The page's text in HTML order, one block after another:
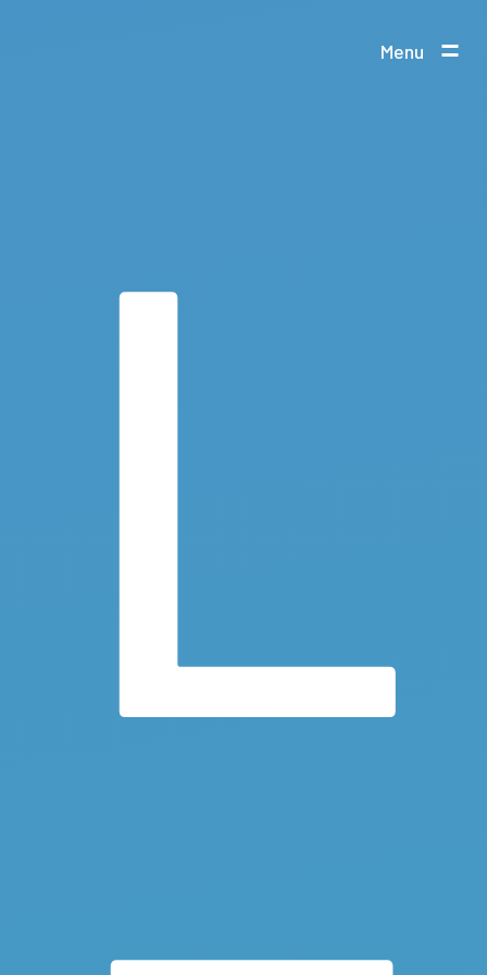
Menu
L